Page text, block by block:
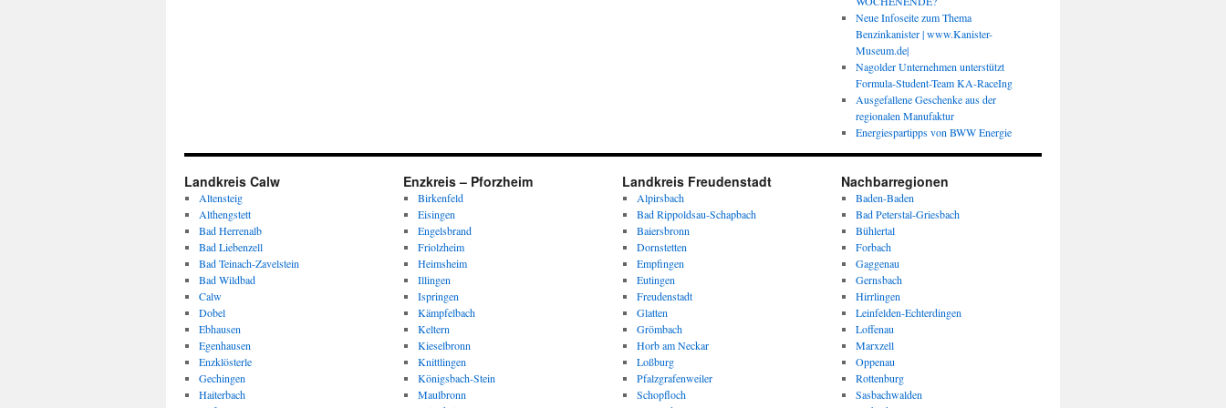
Neue Infoseite zum Thema
Benzinkanister | www.Kanister-
Museum.de|
Nagolder Unternehmen unterstützt
Formula-Student-Team KA-RaceIng
Ausgefallene Geschenke aus der
regionalen Manufaktur
Energiespartipps von BWW Energie
Landkreis Calw
Altensteig
Althengstett
Bad Herrenalb
Bad Liebenzell
Bad Teinach-Zavelstein
Bad Wildbad
Calw
Dobel
Ebhausen
Egenhausen
Enzklösterle
Gechingen
Haiterbach
Enzkreis – Pforzheim
Birkenfeld
Eisingen
Engelsbrand
Friolzheim
Heimsheim
Illingen
Ispringen
Kämpfelbach
Keltern
Kieselbronn
Knittlingen
Königsbach-Stein
Maulbronn
Landkreis Freudenstadt
Alpirsbach
Bad Rippoldsau-Schapbach
Baiersbronn
Dornstetten
Empfingen
Eutingen
Freudenstadt
Glatten
Grömbach
Horb am Neckar
Loßburg
Pfalzgrafenweiler
Schopfloch
Nachbarregionen
Baden-Baden
Bad Peterstal-Griesbach
Bühlertal
Forbach
Gaggenau
Gernsbach
Hirrlingen
Leinfelden-Echterdingen
Loffenau
Marxzell
Oppenau
Rottenburg
Sasbachwalden